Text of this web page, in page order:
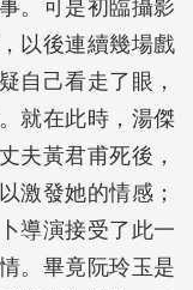
。可是初臨攝影
以後連續幾場戲
自己看走了眼，
就在此時，湯傑
夫黃君甫死後，
激發她的情感；
導演接受了此一
。畢竟阮玲玉是